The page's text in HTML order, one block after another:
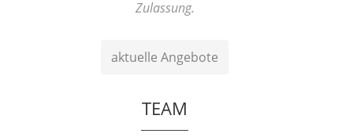
Zulassung.
aktuelle Angebote
TEAM